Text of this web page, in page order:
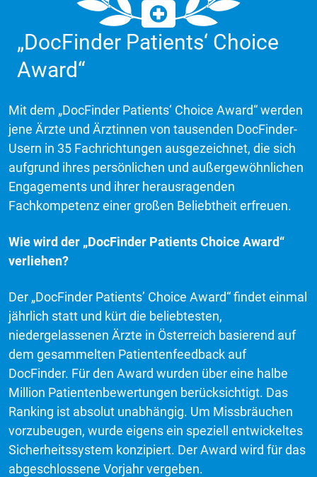
„DocFinder Patients‘ Choice
Award“
Mit dem „DocFinder Patients‘ Choice Award“ werden
jene Ärzte und Ärztinnen von tausenden DocFinder-
Usern in 35 Fachrichtungen ausgezeichnet, die sich
aufgrund ihres persönlichen und außergewöhnlichen
Engagements und ihrer herausragenden
Fachkompetenz einer großen Beliebtheit erfreuen.
Wie wird der „DocFinder Patients Choice Award“
verliehen?
Der „DocFinder Patients’ Choice Award“ findet einmal
jährlich statt und kürt die beliebtesten,
niedergelassenen Ärzte in Österreich basierend auf
dem gesammelten Patientenfeedback auf
DocFinder. Für den Award wurden über eine halbe
Million Patientenbewertungen berücksichtigt. Das
Ranking ist absolut unabhängig. Um Missbräuchen
vorzubeugen, wurde eigens ein speziell entwickeltes
Sicherheitssystem konzipiert. Der Award wird für das
abgeschlossene Vorjahr vergeben.